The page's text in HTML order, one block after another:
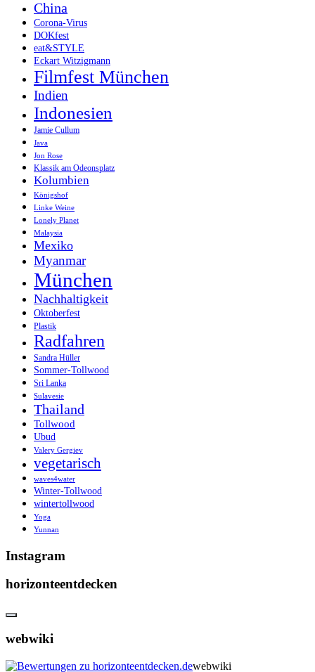
China
Corona-Virus
DOKfest
eat&STYLE
Eckart Witzigmann
Filmfest München
Indien
Indonesien
Jamie Cullum
Java
Jon Rose
Klassik am Odeonsplatz
Kolumbien
Königshof
Linke Weine
Lonely Planet
Malaysia
Mexiko
Myanmar
München
Nachhaltigkeit
Oktoberfest
Plastik
Radfahren
Sandra Hüller
Sommer-Tollwood
Sri Lanka
Sulavesie
Thailand
Tollwood
Ubud
Valery Gergiev
vegetarisch
waves4water
Winter-Tollwood
wintertollwood
Yoga
Yunnan
Instagram
horizonteentdecken
webwiki
webwiki